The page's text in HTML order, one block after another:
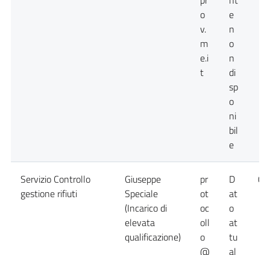
o
v.
m
e.i
t
e
n
o
n
di
sp
o
ni
bil
e
Servizio Controllo
gestione rifiuti
Giuseppe
Speciale
(Incarico di
elevata
qualificazione)
pr
ot
oc
oll
o
@
D
at
o
at
tu
al